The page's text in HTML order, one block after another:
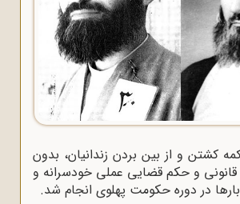
کشتن و از بین بردن زندانیان، بدون
و حکم قضایی عملی خودسرانه و
بارها در دوره حکومت پهلوی انجام شد.